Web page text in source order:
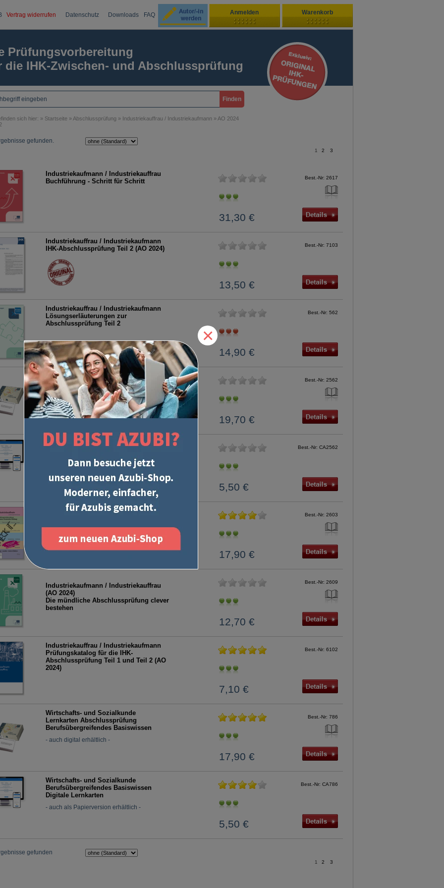
Vertrag widerrufen Datenschutz Downloads FAQ Anmelden Warenkorb
Ihr Warenkorb ist leer
Sie sind Neukunde?
Prüfungsvorbereitung
die IHK-Zwischen- und Abschlussprüfung
sich hier: » Startseite » Abschlussprüfung » Industriekauffrau / Industriekaufmann » AO 2024
gefunden.
1 2 3
Industriekaufmann / Industriekauffrau
Buchführung - Schritt für Schritt
31,30 €
Best.-Nr: 2617
Industriekauffrau / Industriekaufmann
IHK-Abschlussprüfung Teil 2 (AO 2024)
13,50 €
Best.-Nr: 7103
Industriekauffrau / Industriekaufmann
Lösungserläuterungen zur
Abschlussprüfung Teil 2
14,90 €
Best.-Nr: 562
Industriekaufmann / Industriekauffrau
(AO 2024)
Abschlussprüfung Teil 2
Lernkarten
- auch digital erhältlich -
19,70 €
Best.-Nr: 2562
Industriekaufmann / Industriekauffrau
Abschlussprüfung Teil 2, Digitale
Lernkarten
- auch als Papierversion erhältlich -
5,50 €
Best.-Nr: CA2562
Check iT - Industriekaufleute (AO 2024)
17,90 €
Best.-Nr: 2603
Industriekaufmann / Industriekauffrau
(AO 2024)
Die mündliche Abschlussprüfung clever
bestehen
12,70 €
Best.-Nr: 2609
Industriekauffrau / Industriekaufmann
Prüfungskatalog für die IHK-
Abschlussprüfung Teil 1 und Teil 2 (AO
2024)
7,10 €
Best.-Nr: 6102
Wirtschafts- und Sozialkunde
Lernkarten Abschlussprüfung
Berufsübergreifendes Basiswissen
- auch digital erhältlich -
17,90 €
Best.-Nr: 786
Wirtschafts- und Sozialkunde
Berufsübergreifendes Basiswissen
Digitale Lernkarten
- auch als Papierversion erhältlich -
5,50 €
Best.-Nr: CA786
gefunden
1 2 3
×